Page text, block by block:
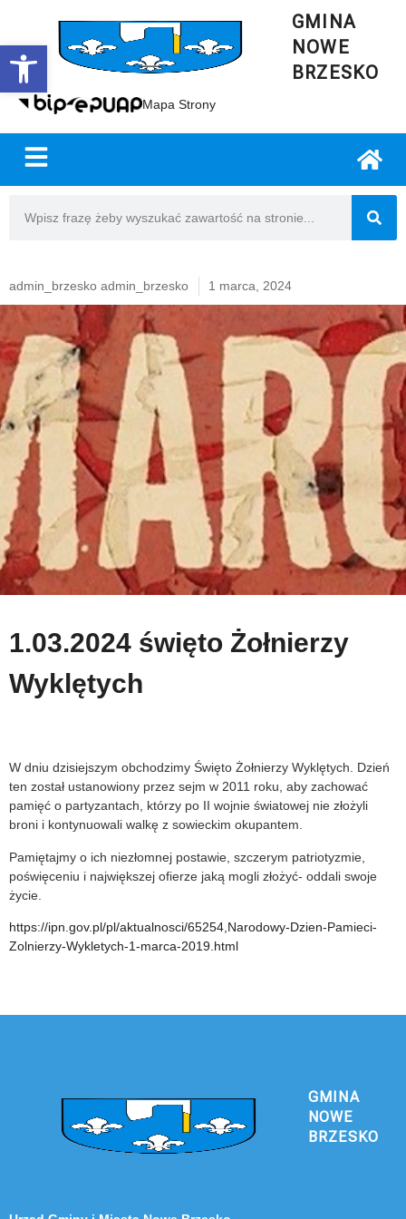
Open toolbar
GMINA
NOWE
BRZESKO
Mapa Strony
admin_brzesko admin_brzesko 1 marca, 2024
1.03.2024 święto Żołnierzy
Wyklętych
W dniu dzisiejszym obchodzimy Święto Żołnierzy Wyklętych. Dzień
ten został ustanowiony przez sejm w 2011 roku, aby zachować
pamięć o partyzantach, którzy po II wojnie światowej nie złożyli
broni i kontynuowali walkę z sowieckim okupantem.
Pamiętajmy o ich niezłomnej postawie, szczerym patriotyzmie,
poświęceniu i największej ofierze jaką mogli złożyć- oddali swoje
życie.
https://ipn.gov.pl/pl/aktualnosci/65254,Narodowy-Dzien-Pamieci-
Zolnierzy-Wykletych-1-marca-2019.html
GMINA
NOWE
BRZESKO